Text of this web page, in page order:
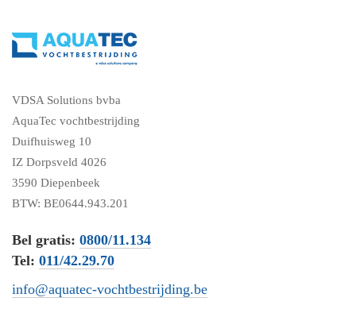
VDSA Solutions bvba
AquaTec vochtbestrijding
Duifhuisweg 10
IZ Dorpsveld 4026
3590 Diepenbeek
BTW: BE0644.943.201
Bel gratis: 0800/11.134
Tel: 011/42.29.70
info@aquatec-vochtbestrijding.be